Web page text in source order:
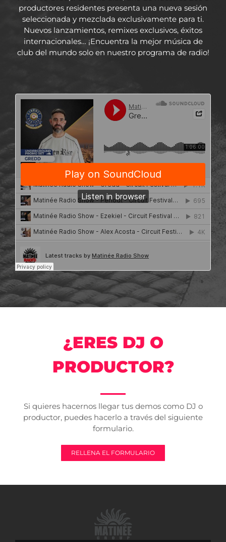
productores residentes presenta una nueva sesión
seleccionada y mezclada exclusivamente para ti.
Nuevos lanzamientos, remixes exclusivos, éxitos
internacionales… ¡Encuentra la mejor música de
club del mundo solo en nuestro programa de radio!
¿ERES DJ O
PRODUCTOR?
Si quieres hacernos llegar tus demos como DJ o
productor, puedes hacerlo a través del siguiente
formulario.
RELLENA EL FORMULARIO